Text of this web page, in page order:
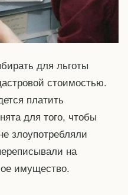
для льготы
стоимостью.
платить
для того, чтобы
злоупотребляли
на
имущество.